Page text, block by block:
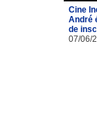
Cine
André
de
07/06/